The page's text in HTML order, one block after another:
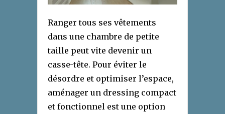
Ranger tous ses vêtements
dans une chambre de petite
taille peut vite devenir un
casse-tête. Pour éviter le
désordre et optimiser l’espace,
aménager un dressing compact
et fonctionnel est une option